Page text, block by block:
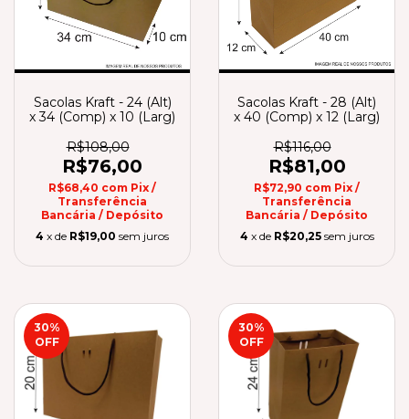
Sacolas Kraft - 24 (Alt)
x 34 (Comp) x 10 (Larg)
R$108,00
R$76,00
R$68,40 com Pix /
Transferência
Bancária / Depósito
4 x de R$19,00 sem juros
Sacolas Kraft - 28 (Alt)
x 40 (Comp) x 12 (Larg)
R$116,00
R$81,00
R$72,90 com Pix /
Transferência
Bancária / Depósito
4 x de R$20,25 sem juros
30%
OFF
30%
OFF